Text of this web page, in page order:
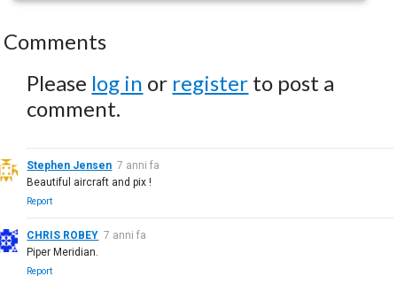
Comments
Please log in or register to post a
comment.
Stephen Jensen 7 anni fa
Beautiful aircraft and pix !
Report
CHRIS ROBEY 7 anni fa
Piper Meridian.
Report